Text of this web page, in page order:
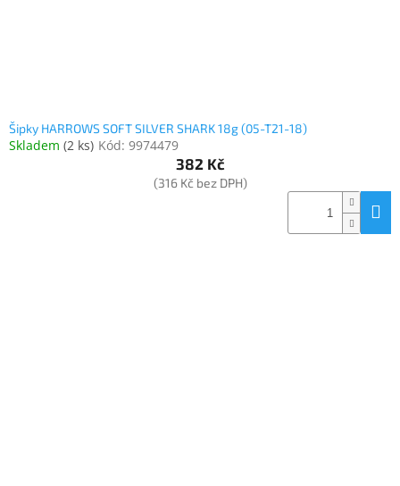
Šipky HARROWS SOFT SILVER SHARK 18g (05-T21-18)
Skladem (2 ks) Kód: 9974479
382 Kč
(316 Kč bez DPH)